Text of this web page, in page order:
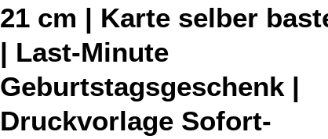
21 cm | Karte selber
| Last-Minute
Geburtstagsgeschenk |
Druckvorlage Sofort-